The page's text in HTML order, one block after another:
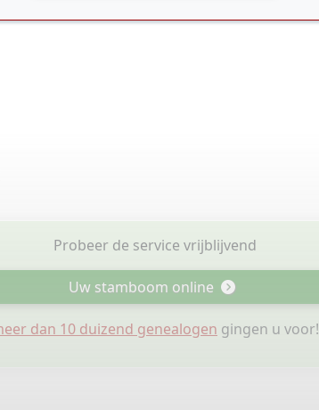
Probeer de service vrijblijvend
Uw stamboom online
dan 10 duizend genealogen gingen u voor!